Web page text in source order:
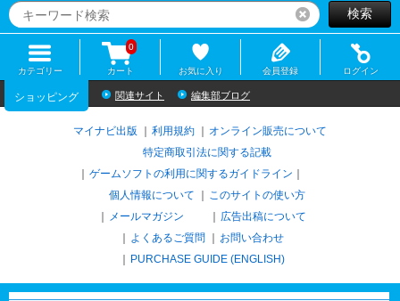
リセット検索
カテゴリー カート
0
お気に入り 会員登録 ログイン
ショッピング 関連サイト 編集部ブログ
マイナビ出版 利用規約
オンライン販売について
特定商取引法に関する記載
ゲームソフトの利用に関するガイドライン
個人情報について
このサイトの使い方
メールマガジン
広告出稿について
よくあるご質問
お問い合わせ
PURCHASE GUIDE (ENGLISH)